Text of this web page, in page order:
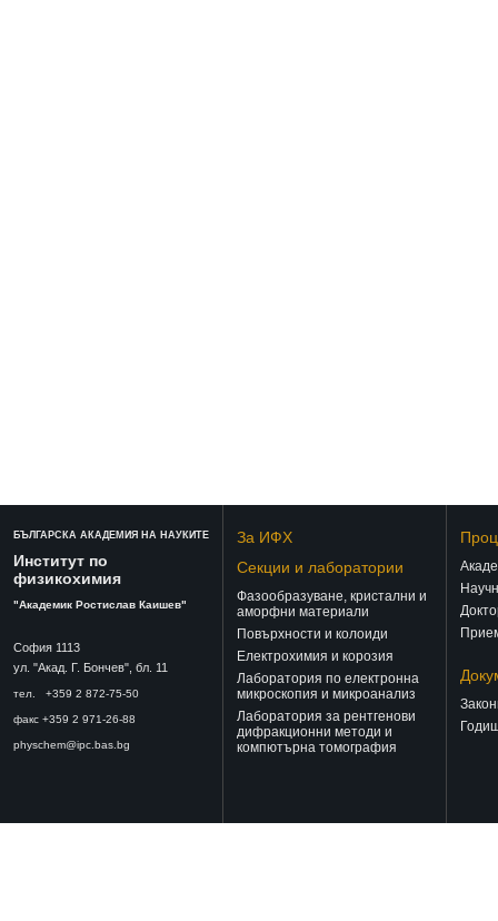
БЪЛГАРСКА АКАДЕМИЯ НА НАУКИТЕ
Институт по
физикохимия
"Академик Ростислав Каишев"
София 1113
ул. "Акад. Г. Бончев", бл. 11
тел. +359 2 872-75-50
факс +359 2 971-26-88
physchem@ipc.bas.bg
За ИФХ
Секции и лаборатории
Фазообразуване, кристални и
аморфни материали
Повърхности и колоиди
Електрохимия и корозия
Лаборатория по електронна
микроскопия и микроанализ
Лаборатория за рентгенови
дифракционни методи и
компютърна томография